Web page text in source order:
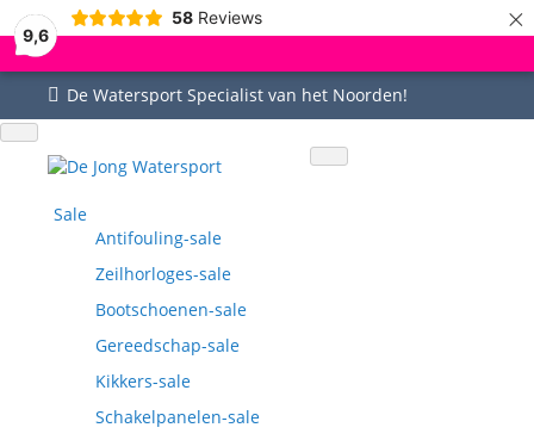
9,6
58 Reviews ×
De Watersport Specialist van het Noorden!
Uitstekende service
Sale
Antifouling-sale
Zeilhorloges-sale
Bootschoenen-sale
Gereedschap-sale
Kikkers-sale
Schakelpanelen-sale